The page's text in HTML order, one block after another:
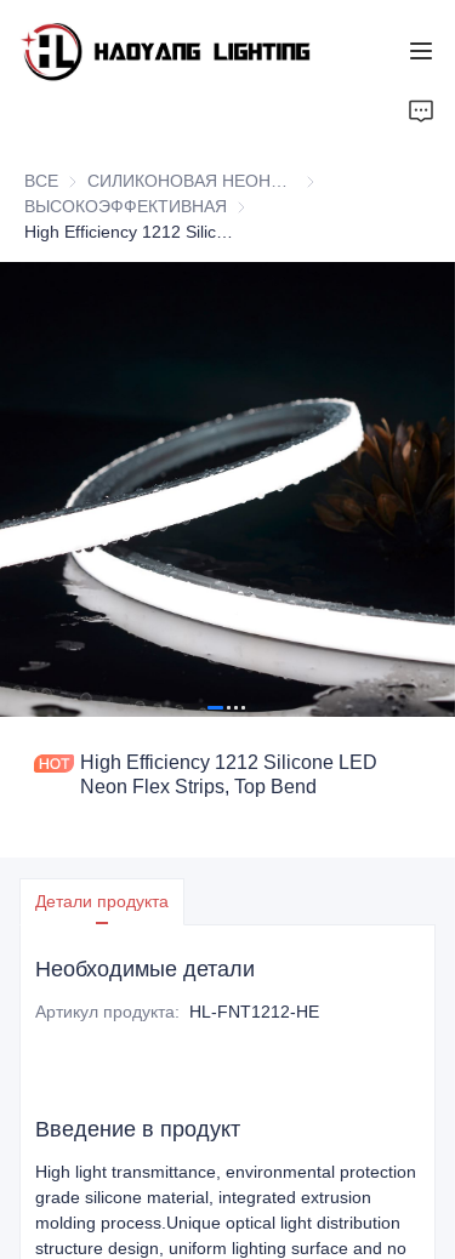
ВСЕ
СИЛИКОНОВАЯ
ВЫСОКОЭФФЕКТИВНАЯ ВЫСОКОЭФФЕКТИВНАЯ
High Efficiency 1212 Silicone LED
Neon Flex Strips, Top Bend
Детали продукта
Необходимые детали
Артикул продукта: HL-FNT1212-HE
Введение в продукт
High light transmittance, environmental protection
grade silicone material, integrated extrusion
molding process.Unique optical light distribution
structure design, uniform lighting surface and no
Продукт
О нас